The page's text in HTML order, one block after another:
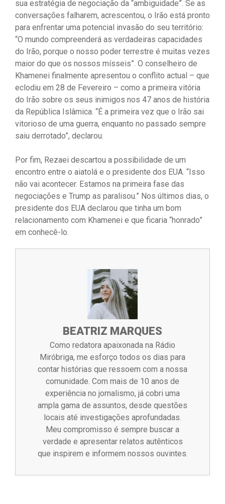
sua estratégia de negociação da “ambiguidade”. Se as
conversações falharem, acrescentou, o Irão está pronto
para enfrentar uma potencial invasão do seu território:
“O mundo compreenderá as verdadeiras capacidades
do Irão, porque o nosso poder terrestre é muitas vezes
maior do que os nossos mísseis”. O conselheiro de
Khamenei finalmente apresentou o conflito actual – que
eclodiu em 28 de Fevereiro – como a primeira vitória
do Irão sobre os seus inimigos nos 47 anos de história
da República Islâmica. “É a primeira vez que o Irão sai
vitorioso de uma guerra, enquanto no passado sempre
saiu derrotado”, declarou.
Por fim, Rezaei descartou a possibilidade de um
encontro entre o aiatolá e o presidente dos EUA. “Isso
não vai acontecer. Estamos na primeira fase das
negociações e Trump as paralisou.” Nos últimos dias, o
presidente dos EUA declarou que tinha um bom
relacionamento com Khamenei e que ficaria “honrado”
em conhecê-lo.
BEATRIZ MARQUES
Como redatora apaixonada na Rádio
Miróbriga, me esforço todos os dias para
contar histórias que ressoem com a nossa
comunidade. Com mais de 10 anos de
experiência no jornalismo, já cobri uma
ampla gama de assuntos, desde questões
locais até investigações aprofundadas.
Meu compromisso é sempre buscar a
verdade e apresentar relatos autênticos
que inspirem e informem nossos ouvintes.